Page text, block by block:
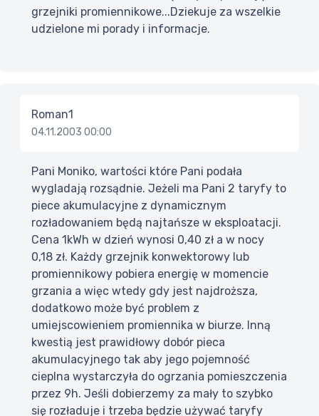
grzejniki promiennikowe...Dziekuje za wszelkie
udzielone mi porady i informacje.
Roman1
04.11.2003 00:00
Pani Moniko, wartości które Pani podała
wygladają rozsądnie. Jeżeli ma Pani 2 taryfy to
piece akumulacyjne z dynamicznym
rozładowaniem będą najtańsze w eksploatacji.
Cena 1kWh w dzień wynosi 0,40 zł a w nocy
0,18 zł. Każdy grzejnik konwektorowy lub
promiennikowy pobiera energię w momencie
grzania a więc wtedy gdy jest najdroższa,
dodatkowo może być problem z
umiejscowieniem promiennika w biurze. Inną
kwestią jest prawidłowy dobór pieca
akumulacyjnego tak aby jego pojemność
cieplna wystarczyła do ogrzania pomieszczenia
przez 9h. Jeśli dobierzemy za mały to szybko
się rozładuje i trzeba będzie używać taryfy